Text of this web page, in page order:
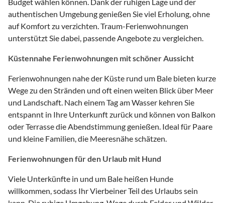
authentischen Umgebung genießen Sie viel Erholung, ohne
auf Komfort zu verzichten. Traum-Ferienwohnungen
unterstützt Sie dabei, passende Angebote zu vergleichen.
Küstennahe Ferienwohnungen mit schöner Aussicht
Ferienwohnungen nahe der Küste rund um Bale bieten kurze
Wege zu den Stränden und oft einen weiten Blick über Meer
und Landschaft. Nach einem Tag am Wasser kehren Sie
entspannt in Ihre Unterkunft zurück und können von Balkon
oder Terrasse die Abendstimmung genießen. Ideal für Paare
und kleine Familien, die Meeresnähe schätzen.
Ferienwohnungen für den Urlaub mit Hund
Viele Unterkünfte in und um Bale heißen Hunde
willkommen, sodass Ihr Vierbeiner Teil des Urlaubs sein